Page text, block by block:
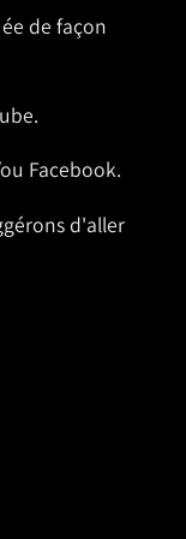
de façon
Facebook.
d'aller